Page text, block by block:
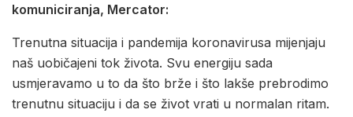
komuniciranja, Mercator:
Trenutna situacija i pandemija koronavirusa mijenjaju
naš uobičajeni tok života. Svu energiju sada
usmjeravamo u to da što brže i što lakše prebrodimo
trenutnu situaciju i da se život vrati u normalan ritam.